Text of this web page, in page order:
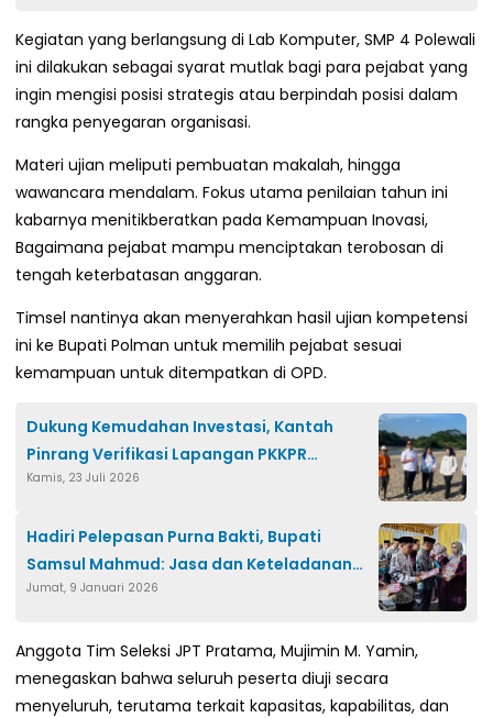
Kegiatan yang berlangsung di Lab Komputer, SMP 4 Polewali
ini dilakukan sebagai syarat mutlak bagi para pejabat yang
ingin mengisi posisi strategis atau berpindah posisi dalam
rangka penyegaran organisasi.
Materi ujian meliputi pembuatan makalah, hingga
wawancara mendalam. Fokus utama penilaian tahun ini
kabarnya menitikberatkan pada Kemampuan Inovasi,
Bagaimana pejabat mampu menciptakan terobosan di
tengah keterbatasan anggaran.
Timsel nantinya akan menyerahkan hasil ujian kompetensi
ini ke Bupati Polman untuk memilih pejabat sesuai
kemampuan untuk ditempatkan di OPD.
Dukung Kemudahan Investasi, Kantah
Pinrang Verifikasi Lapangan PKKPR
Berusaha di Cempa
Kamis, 23 Juli 2026
Hadiri Pelepasan Purna Bakti, Bupati
Samsul Mahmud: Jasa dan Keteladanan
Guru Tidak Pernah Berakhir
Jumat, 9 Januari 2026
Anggota Tim Seleksi JPT Pratama, Mujimin M. Yamin,
menegaskan bahwa seluruh peserta diuji secara
menyeluruh, terutama terkait kapasitas, kapabilitas, dan